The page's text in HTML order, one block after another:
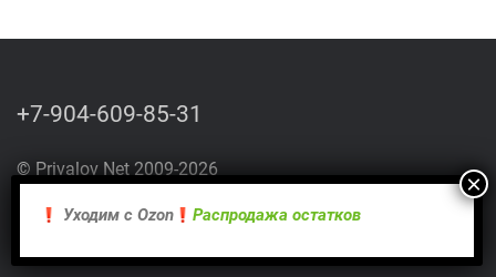
+7-904-609-85-31
© Privalov Net 2009-2026
Санкт-Петербург
Уходим с Оzon Распродажа остатков